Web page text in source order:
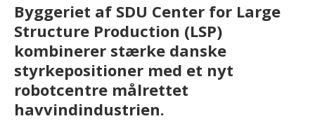
Byggeriet af SDU Center for Large
Structure Production (LSP)
kombinerer stærke danske
styrkepositioner med et nyt
robotcentre målrettet
havvindindustrien.